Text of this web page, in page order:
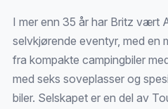
I mer enn 35 år har Britz vært
selvkjørende eventyr, med en
fra kompakte campingbiler
med seks soveplasser og
biler. Selskapet er en del av